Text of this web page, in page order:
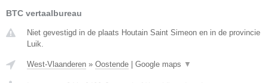
BTC vertaalbureau
Niet gevestigd in de plaats Houtain Saint Simeon en in de provincie
Luik.
West-Vlaanderen » Oostende Google maps ▼